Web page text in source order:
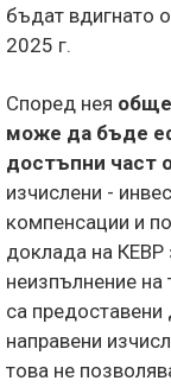
бъдат вдигнато
2025 г.
Според нея
може да бъде
достъпни част
изчислени -
компенсации и
доклада на КЕВР
неизпълнение
са предоставени
направени
това не